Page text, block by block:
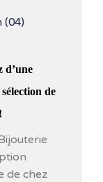
(04)
d’une
de
de chez